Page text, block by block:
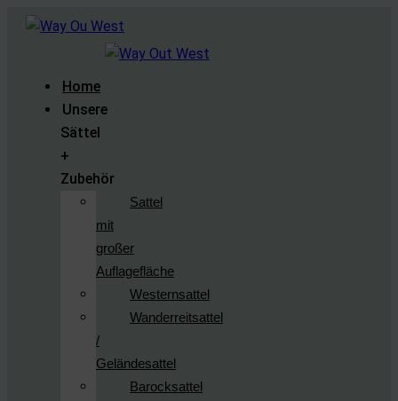
Home
Unsere
Sättel
+
Zubehör
Sattel
mit
großer
Auflagefläche
Westernsattel
Wanderreitsattel
/
Geländesattel
Barocksattel